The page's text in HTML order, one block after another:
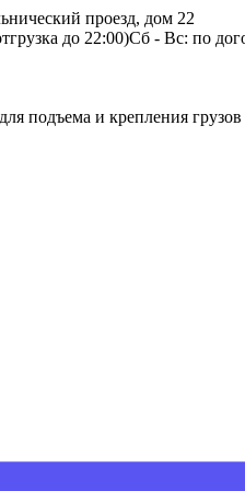
проезд, дом 22
до 22:00)Сб - Вс: по
подъема и крепления грузов